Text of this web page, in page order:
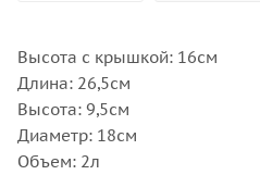
Высота с крышкой: 16см
Длина: 26,5см
Высота: 9,5см
Диаметр: 18см
Объем: 2л